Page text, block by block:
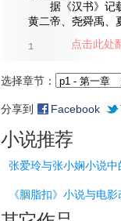
据《汉书》记载
黄二帝、尧舜禹、
1
选择章节：
分享到 Facebook
点击此处
小说推荐
张爱玲与张小娴小说
《胭脂扣》小说与电